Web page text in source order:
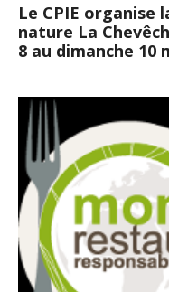
Le CPIE organise
nature La
8 au dimanche 10